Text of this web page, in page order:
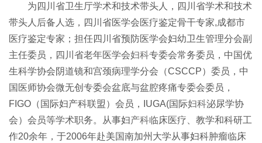
为四川省卫生厅学术和技术带头人，四川省学术和技术
带头人后备人选，四川省医学会医疗鉴定骨干专家,成都市
医疗鉴定专家；担任四川省预防医学会妇幼卫生管理分会副
主任委员，四川省老年医学会妇科专委会常务委员，中国优
生科学协会阴道镜和宫颈病理学分会（CSCCP）委员，中
国医师协会微无创专委会盆底与盆腔疼痛专委会委员，
FIGO（国际妇产科联盟）会员，IUGA(国际妇科泌尿学协
会）会员等学术职务。从事妇产科临床医疗、教学和科研工
作20余年，于2006年赴美国南加州大学从事妇科肿瘤临床